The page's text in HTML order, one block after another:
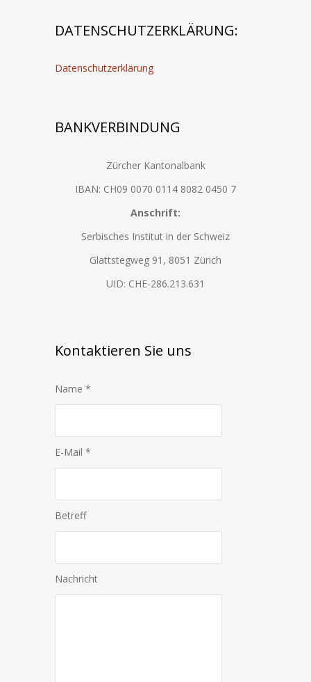
DATENSCHUTZERKLÄRUNG:
Datenschutzerklärung
BANKVERBINDUNG
Zürcher Kantonalbank
IBAN: CH09 0070 0114 8082 0450 7
Anschrift:
Serbisches Institut in der Schweiz
Glattstegweg 91, 8051 Zürich
UID: CHE-286.213.631
Kontaktieren Sie uns
Name *
E-Mail *
Betreff
Nachricht